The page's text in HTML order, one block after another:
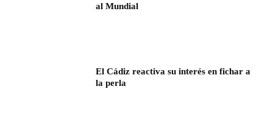
al Mundial
El Cádiz reactiva su interés en fichar a
la perla